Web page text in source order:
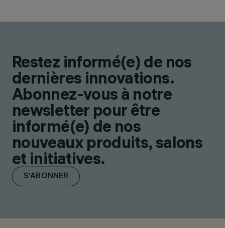
Restez informé(e) de nos
dernières innovations.
Abonnez-vous à notre
newsletter pour être
informé(e) de nos
nouveaux produits, salons
et initiatives.
S'ABONNER